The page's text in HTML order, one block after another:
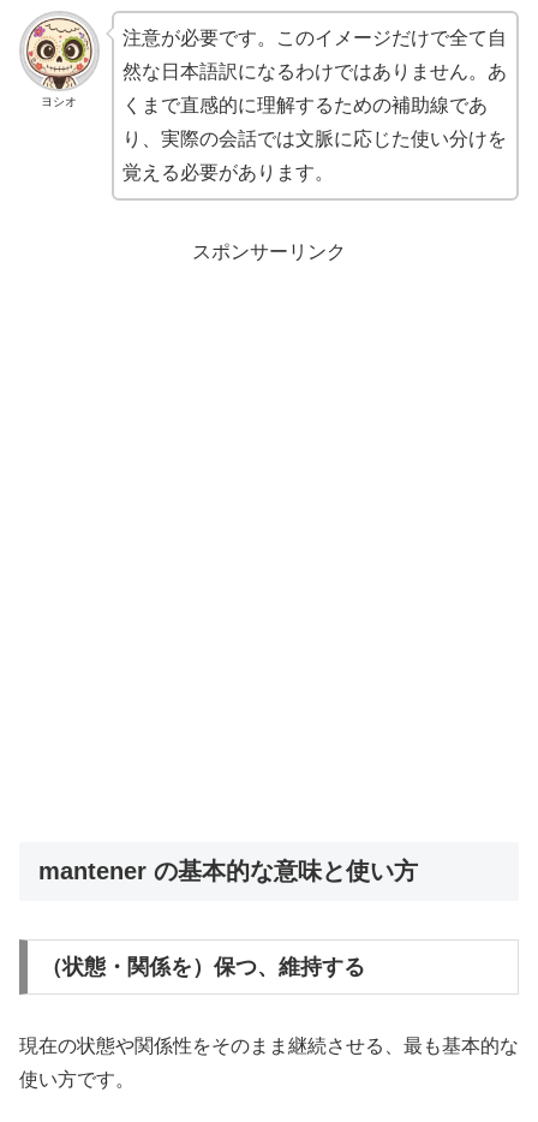
ヨシオ
注意が必要です。このイメージだけで全て自
然な日本語訳になるわけではありません。あ
くまで直感的に理解するための補助線であ
り、実際の会話では文脈に応じた使い分けを
覚える必要があります。
スポンサーリンク
mantener の基本的な意味と使い方
（状態・関係を）保つ、維持する
現在の状態や関係性をそのまま継続させる、最も基本的な
使い方です。